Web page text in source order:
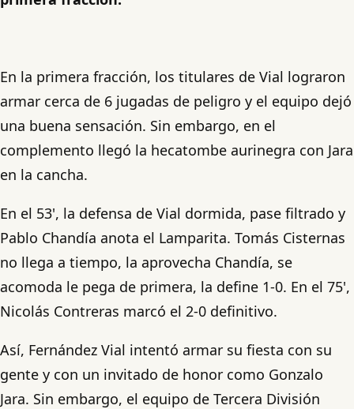
En la primera fracción, los titulares de Vial lograron
armar cerca de 6 jugadas de peligro y el equipo dejó
una buena sensación. Sin embargo, en el
complemento llegó la hecatombe aurinegra con Jara
en la cancha.
En el 53', la defensa de Vial dormida, pase filtrado y
Pablo Chandía anota el Lamparita. Tomás Cisternas
no llega a tiempo, la aprovecha Chandía, se
acomoda le pega de primera, la define 1-0. En el 75',
Nicolás Contreras marcó el 2-0 definitivo.
Así, Fernández Vial intentó armar su fiesta con su
gente y con un invitado de honor como Gonzalo
Jara. Sin embargo, el equipo de Tercera División